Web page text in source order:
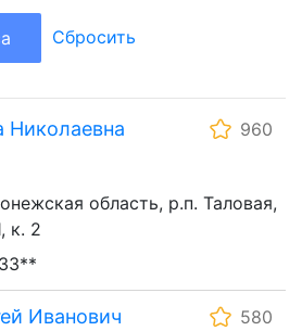
Сбросить
Николаевна
960
область, р.п. Таловая,
к. 2
Иванович 580